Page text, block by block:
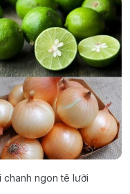
chanh ngon tê lưỡi